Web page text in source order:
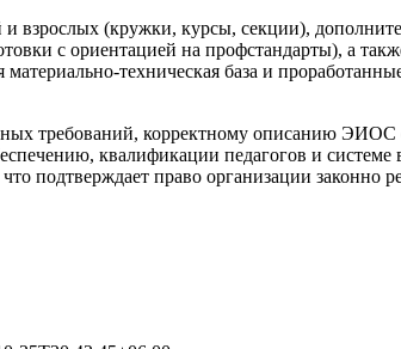
взрослых (кружки, курсы, секции),
с ориентацией на профстандарты), а
база и
требований, корректному описанию ЭИОС
квалификации педагогов и системе
подтверждает право организации законно